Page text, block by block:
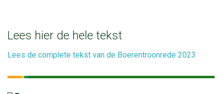
Lees hier de hele tekst
Lees de complete tekst van de Boerentroonrede 2023